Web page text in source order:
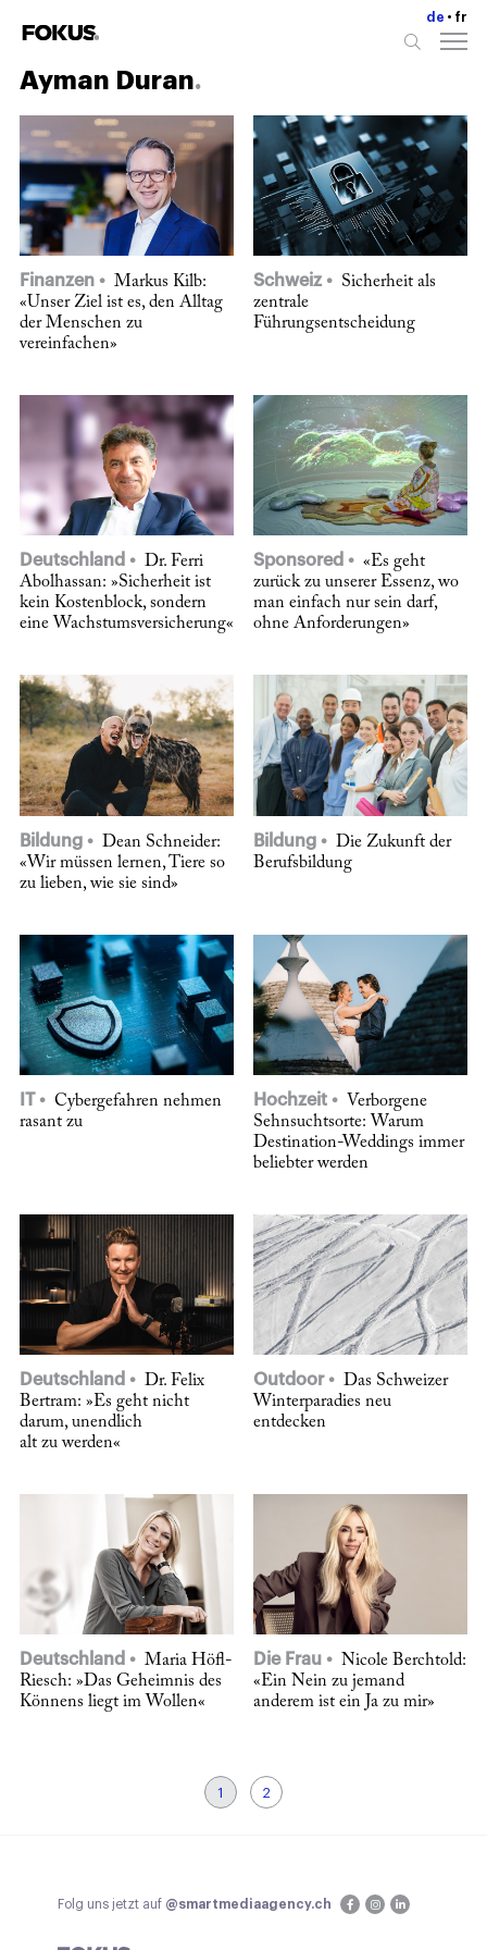
de fr
Ayman Duran
Finanzen
Markus Kilb:
«Unser Ziel ist es, den Alltag
der Menschen zu
vereinfachen»
Schweiz
Sicherheit als
zentrale
Führungsentscheidung
Deutschland
Dr. Ferri
Abolhassan: »Sicherheit ist
kein Kostenblock, sondern
eine Wachstumsversicherung«
Sponsored
«Es geht
zurück zu unserer Essenz, wo
man einfach nur sein darf,
ohne Anforderungen»
Bildung
Dean Schneider:
«Wir müssen lernen, Tiere so
zu lieben, wie sie sind»
Bildung
Die Zukunft der
Berufsbildung
IT
Cybergefahren nehmen
rasant zu
Hochzeit
Verborgene
Sehnsuchtsorte: Warum
Destination-Weddings immer
beliebter werden
Deutschland
Dr. Felix
Bertram: »Es geht nicht
darum, unendlich
alt zu werden«
Outdoor
Das Schweizer
Winterparadies neu
entdecken
Deutschland
Maria Höfl-
Riesch: »Das Geheimnis des
Könnens liegt im Wollen«
Die Frau
Nicole Berchtold:
«Ein Nein zu jemand
anderem ist ein Ja zu mir»
1 2
Folg uns jetzt auf @smartmediaagency.ch